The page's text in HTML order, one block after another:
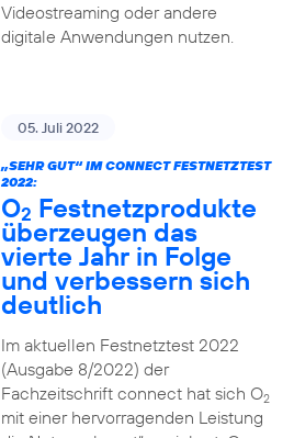
Videostreaming oder andere
digitale Anwendungen nutzen.
05. Juli 2022
„SEHR GUT“ IM CONNECT FESTNETZTEST
2022:
O2 Festnetzprodukte
überzeugen das
vierte Jahr in Folge
und verbessern sich
deutlich
Im aktuellen Festnetztest 2022
(Ausgabe 8/2022) der
Fachzeitschrift connect hat sich O2
mit einer hervorragenden Leistung